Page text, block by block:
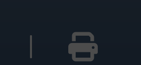
|